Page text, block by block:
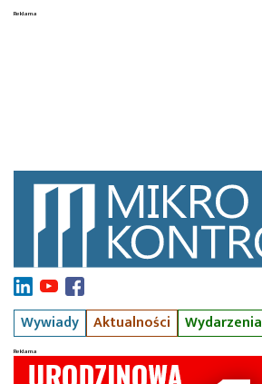
Wywiady Aktualności Wydarzenia